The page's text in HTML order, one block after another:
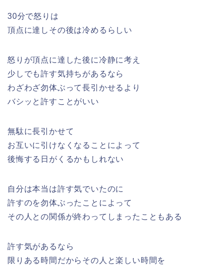
30分で怒りは
頂点に達しその後は冷めるらしい
怒りが頂点に達した後に冷静に考え
少しでも許す気持ちがあるなら
わざわざ勿体ぶって長引かせるより
バシッと許すことがいい
無駄に長引かせて
お互いに引けなくなることによって
後悔する日がくるかもしれない
自分は本当は許す気でいたのに
許すのを勿体ぶったことによって
その人との関係が終わってしまったこともある
許す気があるなら
限りある時間だからその人と楽しい時間を